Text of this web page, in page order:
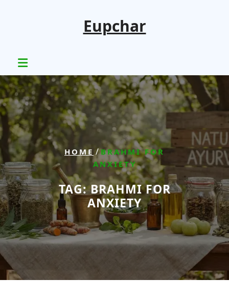
Eupchar
HOME /BRAHMI FOR
ANXIETY
TAG:BRAHMI FOR
ANXIETY